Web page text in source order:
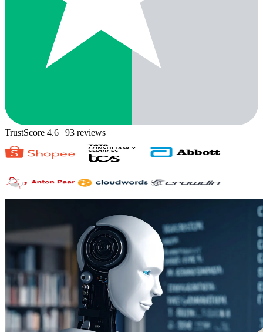
TrustScore 4.6 | 93 reviews